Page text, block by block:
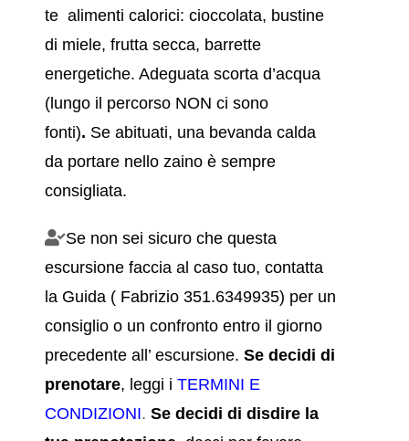
te alimenti calorici: cioccolata, bustine
di miele, frutta secca, barrette
energetiche. Adeguata scorta d’acqua
(lungo il percorso NON ci sono
fonti). Se abituati, una bevanda calda
da portare nello zaino è sempre
consigliata.
Se non sei sicuro che questa
escursione faccia al caso tuo, contatta
la Guida ( Fabrizio 351.6349935) per un
consiglio o un confronto entro il giorno
precedente all’ escursione.Se decidi di
prenotare, leggi i TERMINI E
CONDIZIONI.Se decidi di disdire la